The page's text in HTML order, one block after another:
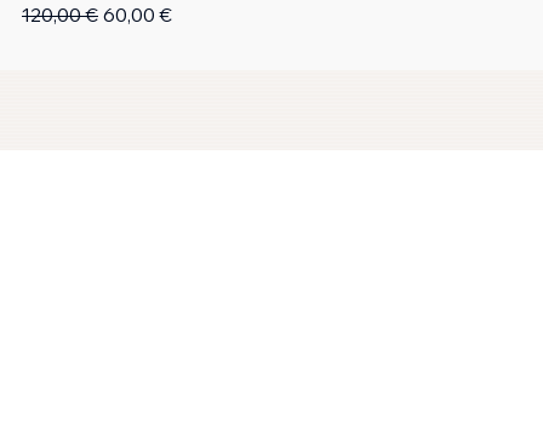
Precio
120,00 € Precio de oferta
60,00 €